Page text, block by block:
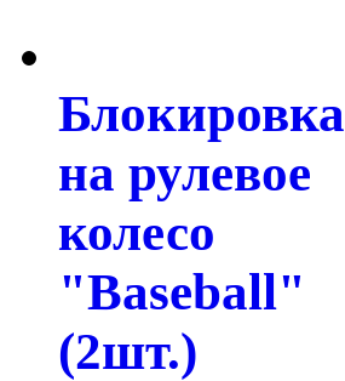
Блокировка
на рулевое
колесо
"Baseball"
(2шт.)